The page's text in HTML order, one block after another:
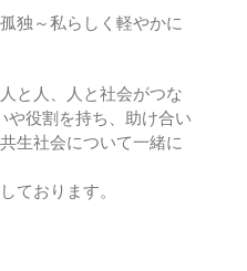
～私らしく軽やかに
人、人と社会がつな
や役割を持ち、助け合い
生社会について一緒に
ております。